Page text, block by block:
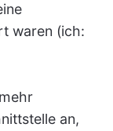
waren (ich:
an,